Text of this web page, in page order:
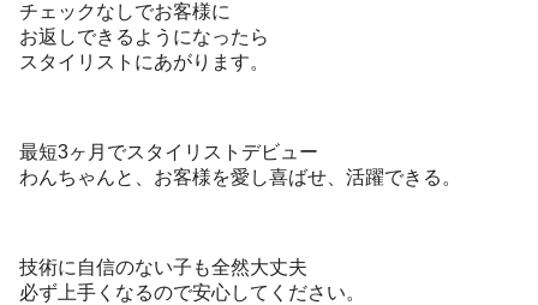
チェックなしでお客様に
お返しできるようになったら
スタイリストにあがります。
最短3ヶ月でスタイリストデビュー
わんちゃんと、お客様を愛し喜ばせ、活躍できる。
技術に自信のない子も全然大丈夫
必ず上手くなるので安心してください。